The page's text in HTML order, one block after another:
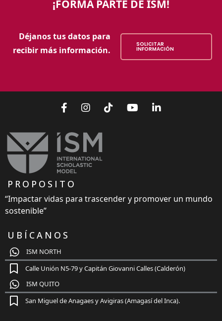
¡FORMA PARTE DE ISM!
Déjanos tus datos para
recibir más información.
SOLICITAR
INFORMACIÓN
PROPOSITO
“Impactar vidas para trascender y promover un mundo
sostenible”
UBÍCANOS
ISM NORTH
Calle Unión N5-79 y Capitán Giovanni Calles (Calderón)
ISM QUITO
San Miguel de Anagaes y Avigiras (Amagasí del Inca).